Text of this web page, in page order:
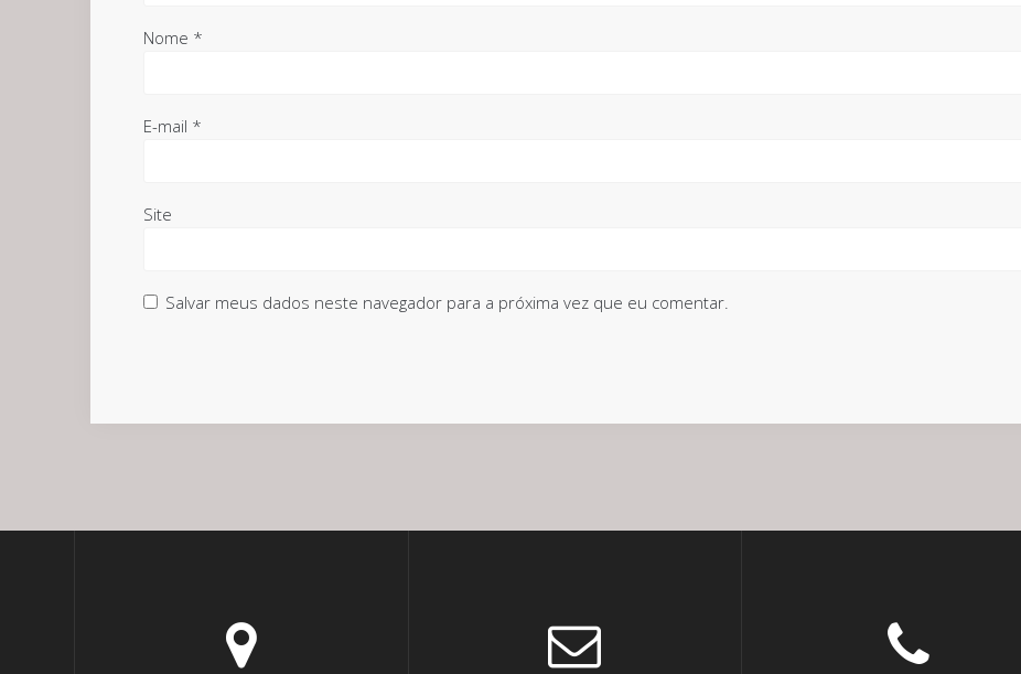
Nome *
E-mail *
Site
Salvar meus dados neste navegador para a próxima vez que eu comentar.